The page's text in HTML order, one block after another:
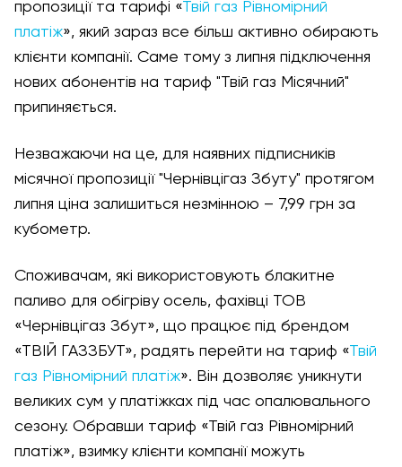
пропозиції та тарифі «Твій газ Рівномірний
платіж», який зараз все більш активно обирають
клієнти компанії. Саме тому з липня підключення
нових абонентів на тариф "Твій газ Місячний"
припиняється.
Незважаючи на це, для наявних підписників
місячної пропозиції "Чернівцігаз Збуту" протягом
липня ціна залишиться незмінною – 7,99 грн за
кубометр.
Споживачам, які використовують блакитне
паливо для обігріву осель, фахівці ТОВ
«Чернівцігаз Збут», що працює під брендом
«ТВІЙ ГАЗЗБУТ», радять перейти на тариф «Твій
газ Рівномірний платіж». Він дозволяє уникнути
великих сум у платіжках під час опалювального
сезону. Обравши тариф «Твій газ Рівномірний
платіж», взимку клієнти компанії можуть